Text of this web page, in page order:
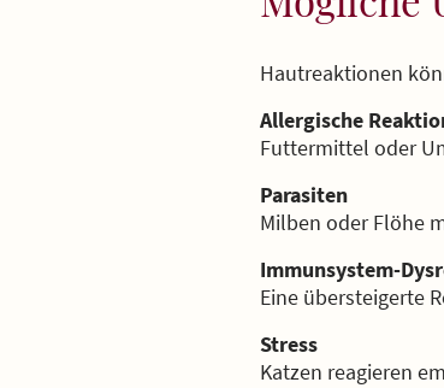
Hautreaktionen
Allergische
Futtermittel oder
Parasiten
Milben oder Flöhe
Immunsystem-
Eine übersteigerte
Stress
Katzen reagieren